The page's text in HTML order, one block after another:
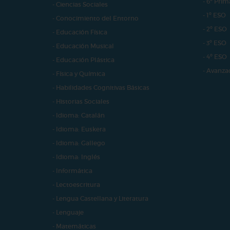
- Ciencias Sociales
- Conocimiento del Entorno
- Educación Física
- Educación Musical
- Educación Plástica
- Física y Química
- Habilidades Cognitivas Básicas
- Historias Sociales
- Idioma: Catalán
- Idioma: Euskera
- Idioma: Gallego
- Idioma: Inglés
- Informática
- Lectoescritura
- Lengua Castellana y Literatura
- Lenguaje
- Matemáticas
- 1º ESO
- 2º ESO
- 3º ESO
- 4º ESO
-